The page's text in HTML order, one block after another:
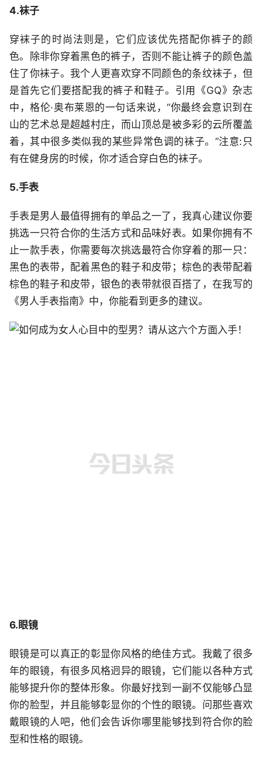
4.袜子
穿袜子的时尚法则是，它们应该优先搭配你裤子的颜
色。除非你穿着黑色的裤子，否则不能让裤子的颜色盖
住了你袜子。我个人更喜欢穿不同颜色的条纹袜子，但
是首先它们要搭配我的裤子和鞋子。引用《GQ》杂志
中，格伦·奥布莱恩的一句话来说，“你最终会意识到在
山的艺术总是超越村庄，而山顶总是被多彩的云所覆盖
着，其中很多类似我的某些异常色调的袜子。”注意:只
有在健身房的时候，你才适合穿白色的袜子。
5.手表
手表是男人最值得拥有的单品之一了，我真心建议你要
挑选一只符合你的生活方式和品味好表。如果你拥有不
止一款手表，你需要每次挑选最符合你穿着的那一只：
黑色的表带，配着黑色的鞋子和皮带；棕色的表带配着
棕色的鞋子和皮带，银色的表带就很百搭了，在我写的
《男人手表指南》中，你能看到更多的建议。
6.眼镜
眼镜是可以真正的彰显你风格的绝佳方式。我戴了很多
年的眼镜，有很多风格迥异的眼镜，它们能以各种方式
能够提升你的整体形象。你最好找到一副不仅能够凸显
你的脸型，并且能够彰显你的个性的眼镜。问那些喜欢
戴眼镜的人吧，他们会告诉你哪里能够找到符合你的脸
型和性格的眼镜。